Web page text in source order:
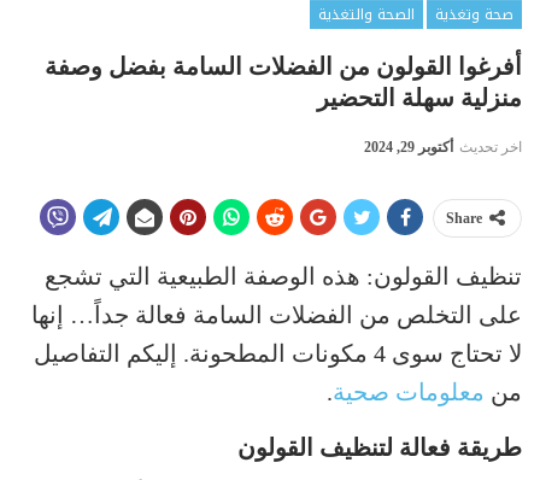
صحة وتغذية
الصحة والتغذية
أفرغوا القولون من الفضلات السامة بفضل وصفة
منزلية سهلة التحضير
اخر تحديث أكتوبر 29, 2024
Share
تنظيف القولون: هذه الوصفة الطبيعية التي تشجع
على التخلص من الفضلات السامة فعالة جداً… إنها
لا تحتاج سوى 4 مكونات المطحونة. إليكم التفاصيل
من معلومات صحية.
طريقة فعالة لتنظيف القولون